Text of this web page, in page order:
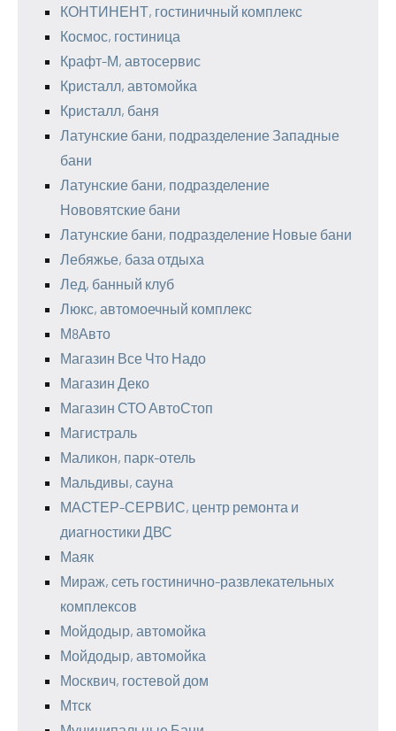
КОНТИНЕНТ, гостиничный комплекс
Космос, гостиница
Крафт-М, автосервис
Кристалл, автомойка
Кристалл, баня
Латунские бани, подразделение Западные
бани
Латунские бани, подразделение
Нововятские бани
Латунские бани, подразделение Новые бани
Лебяжье, база отдыха
Лед, банный клуб
Люкс, автомоечный комплекс
М8Авто
Магазин Все Что Надо
Магазин Деко
Магазин СТО АвтоСтоп
Магистраль
Маликон, парк-отель
Мальдивы, сауна
МАСТЕР-СЕРВИС, центр ремонта и
диагностики ДВС
Маяк
Мираж, сеть гостинично-развлекательных
комплексов
Мойдодыр, автомойка
Мойдодыр, автомойка
Москвич, гостевой дом
Мтск